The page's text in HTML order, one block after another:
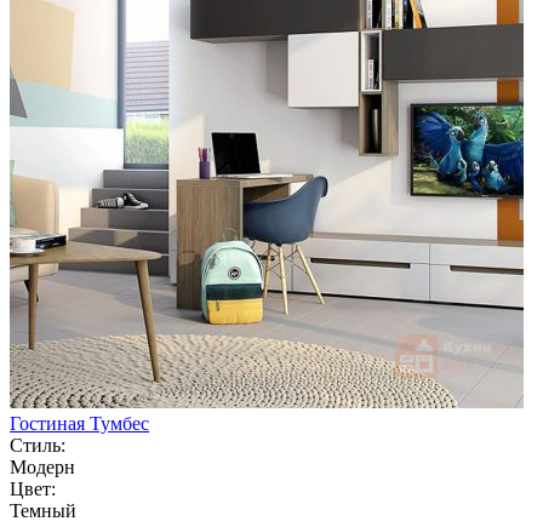
Гостиная Тумбес
Стиль:
Модерн
Цвет:
Темный